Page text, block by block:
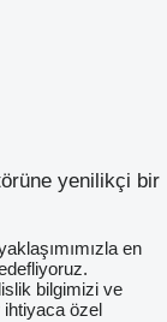
yenilikçi bir
en
bilgimizi ve
özel